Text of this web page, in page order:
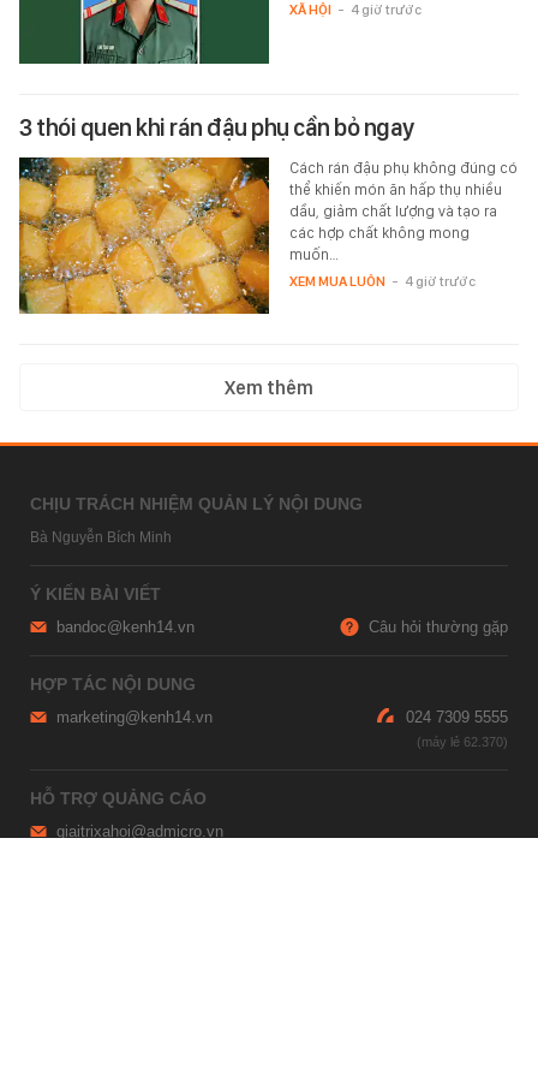
XÃ HỘI - 4 giờ trước
3 thói quen khi rán đậu phụ cần bỏ ngay
Cách rán đậu phụ không đúng có
thể khiến món ăn hấp thụ nhiều
dầu, giảm chất lượng và tạo ra
các hợp chất không mong
muốn…
XEM MUA LUÔN - 4 giờ trước
Xem thêm
CHỊU TRÁCH NHIỆM QUẢN LÝ NỘI DUNG
Bà Nguyễn Bích Minh
Ý KIẾN BÀI VIẾT
bandoc@kenh14.vn Câu hỏi thường gặp
HỢP TÁC NỘI DUNG
marketing@kenh14.vn 024 7309 5555
HỖ TRỢ QUẢNG CÁO
giaitrixahoi@admicro.vn